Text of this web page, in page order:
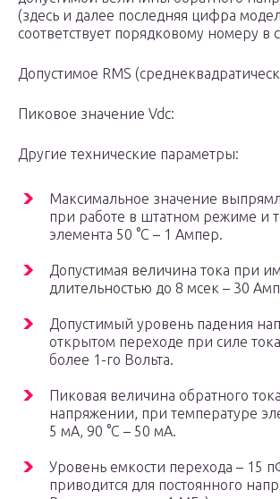
(здесь и далее последняя цифра
соответствует порядковому номеру в
Допустимое RMS
Пиковое значение Vdc:
Другие технические параметры:
Максимальное значение
при работе в штатном режиме и
элемента 50 °С – 1 Ампер.
Допустимая величина тока при
длительностью до 8 мсек – 30
Допустимый уровень падения
открытом переходе при силе
более 1-го Вольта.
Пиковая величина обратного
напряжении, при температуре
5 мА, 90 °С – 50 мА.
Уровень емкости перехода – 15
приводится для постоянного